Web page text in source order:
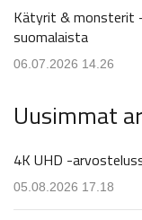
Kätyrit & monsterit
suomalaista
06.07.2026 14.26
Uusimmat
4K UHD -
05.08.2026 17.18